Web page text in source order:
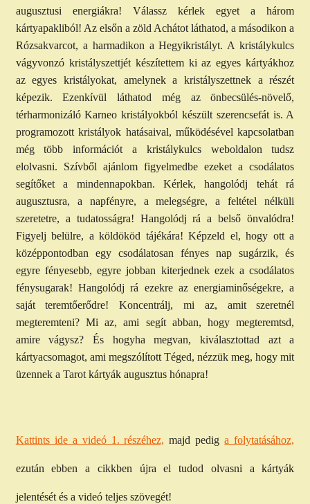
augusztusi energiákra! Válassz kérlek egyet a három
kártyapakliból! Az elsőn a zöld Achátot láthatod, a másodikon a
Rózsakvarcot, a harmadikon a Hegyikristályt. A kristálykulcs
vágyvonzó kristályszettjét készítettem ki az egyes kártyákhoz
az egyes kristályokat, amelynek a kristályszettnek a részét
képezik. Ezenkívül láthatod még az önbecsülés-növelő,
térharmonizáló Karneo kristályokból készült szerencsefát is. A
programozott kristályok hatásaival, működésével kapcsolatban
még több információt a kristálykulcs weboldalon tudsz
elolvasni. Szívből ajánlom figyelmedbe ezeket a csodálatos
segítőket a mindennapokban. Kérlek, hangolódj tehát rá
augusztusra, a napfényre, a melegségre, a feltétel nélküli
szeretetre, a tudatosságra! Hangolódj rá a belső önvalódra!
Figyelj belülre, a köldököd tájékára! Képzeld el, hogy ott a
középpontodban egy csodálatosan fényes nap sugárzik, és
egyre fényesebb, egyre jobban kiterjednek ezek a csodálatos
fénysugarak! Hangolódj rá ezekre az energiaminőségekre, a
saját teremtőerődre! Koncentrálj, mi az, amit szeretnél
megteremteni? Mi az, ami segít abban, hogy megteremtsd,
amire vágysz? És hogyha megvan, kiválasztottad azt a
kártyacsomagot, ami megszólított Téged, nézzük meg, hogy mit
üzennek a Tarot kártyák augusztus hónapra!
Kattints ide a videó 1. részéhez, majd pediga folytatásához,
ezután ebben a cikkben újra el tudod olvasni a kártyák
jelentését és a videó teljes szövegét!